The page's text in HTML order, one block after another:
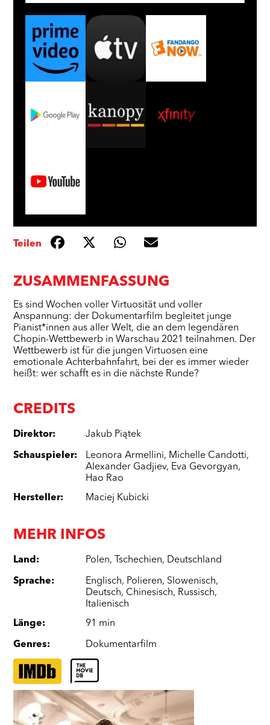
ZUSAMMENFASSUNG
Es sind Wochen voller Virtuosität und voller
Anspannung: der Dokumentarfilm begleitet junge
Pianist*innen aus aller Welt, die an dem legendären
Chopin-Wettbewerb in Warschau 2021 teilnahmen. Der
Wettbewerb ist für die jungen Virtuosen eine
emotionale Achterbahnfahrt, bei der es immer wieder
heißt: wer schafft es in die nächste Runde?
CREDITS
Direktor: Jakub Piątek
Schauspieler: Leonora Armellini, Michelle Candotti,
Alexander Gadjiev, Eva Gevorgyan,
Hao Rao
Hersteller: Maciej Kubicki
MEHR INFOS
Land: Polen, Tschechien, Deutschland
Sprache: Englisch, Polieren, Slowenisch,
Deutsch, Chinesisch, Russisch,
Italienisch
Länge: 91 min
Genres: Dokumentarfilm
Teilen